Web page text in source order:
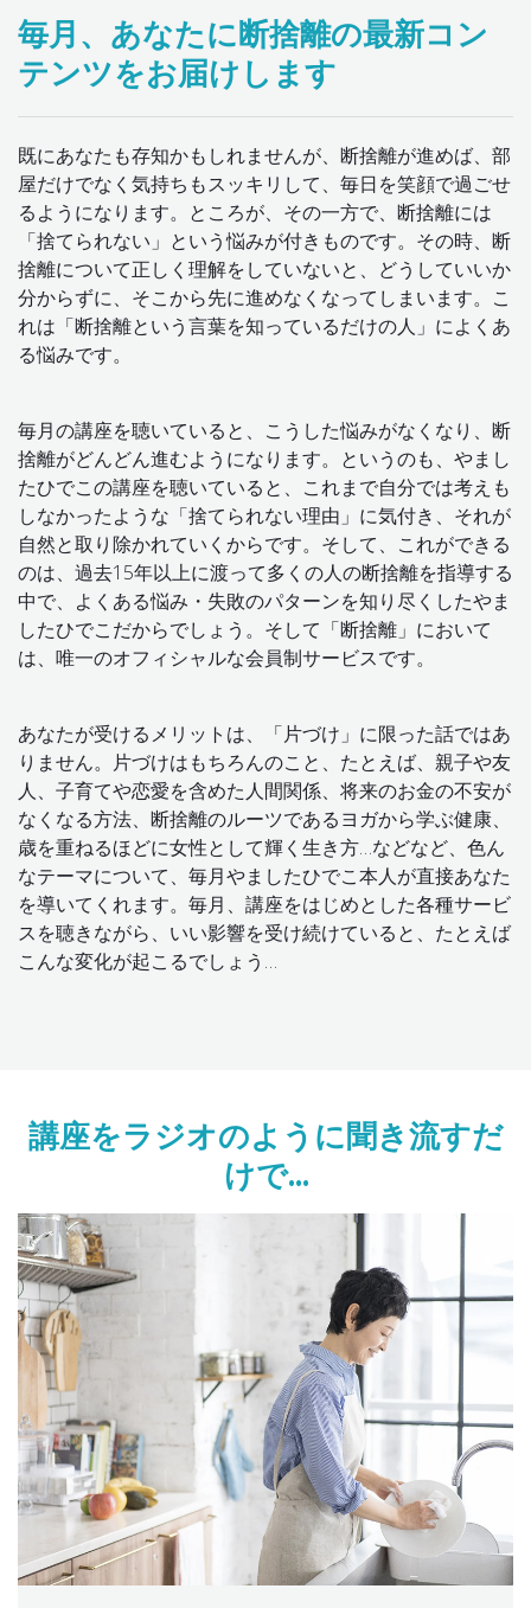
毎月、あなたに断捨離の最新コン
テンツをお届けします
既にあなたも存知かもしれませんが、断捨離が進めば、部
屋だけでなく気持ちもスッキリして、毎日を笑顔で過ごせ
るようになります。ところが、その一方で、断捨離には
「捨てられない」という悩みが付きものです。その時、断
捨離について正しく理解をしていないと、どうしていいか
分からずに、そこから先に進めなくなってしまいます。こ
れは「断捨離という言葉を知っているだけの人」によくあ
る悩みです。
毎月の講座を聴いていると、こうした悩みがなくなり、断
捨離がどんどん進むようになります。というのも、やまし
たひでこの講座を聴いていると、これまで自分では考えも
しなかったような「捨てられない理由」に気付き、それが
自然と取り除かれていくからです。そして、これができる
のは、過去15年以上に渡って多くの人の断捨離を指導する
中で、よくある悩み・失敗のパターンを知り尽くしたやま
したひでこだからでしょう。そして「断捨離」において
は、唯一のオフィシャルな会員制サービスです。
あなたが受けるメリットは、「片づけ」に限った話ではあ
りません。片づけはもちろんのこと、たとえば、親子や友
人、子育てや恋愛を含めた人間関係、将来のお金の不安が
なくなる方法、断捨離のルーツであるヨガから学ぶ健康、
歳を重ねるほどに女性として輝く生き方…などなど、色ん
なテーマについて、毎月やましたひでこ本人が直接あなた
を導いてくれます。毎月、講座をはじめとした各種サービ
スを聴きながら、いい影響を受け続けていると、たとえば
こんな変化が起こるでしょう…
講座をラジオのように聞き流すだ
けで…